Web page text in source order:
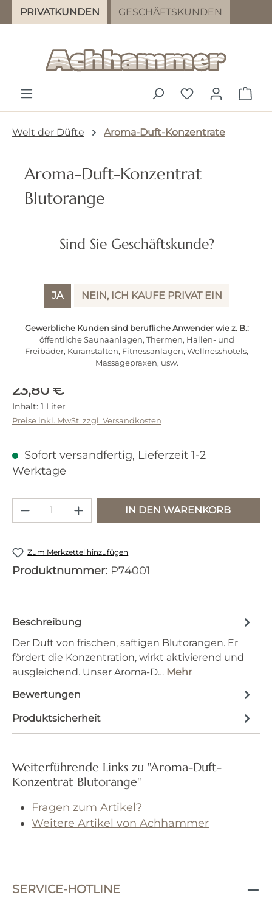
Zum Hauptinhalt springen
PRIVATKUNDEN GESCHÄFTSKUNDEN
Sind Sie Geschäftskunde?
JA NEIN, ICH KAUFE PRIVAT EIN
Gewerbliche Kunden sind berufliche Anwender wie z. B.:
öffentliche Saunaanlagen, Thermen, Hallen- und
Freibäder, Kuranstalten, Fitnessanlagen, Wellnesshotels,
Massagepraxen, usw.
DU HAST 0
Welt der Düfte Aroma-Duft-Konzentrate
Aroma-Duft-Konzentrat
Blutorange
Bildergalerie überspringen
Regulärer Preis:
23,80 €
Inhalt: 1 Liter
Preise inkl. MwSt. zzgl. Versandkosten
Sofort versandfertig, Lieferzeit 1-2
Werktage
Produkt Anzahl: Gib den
IN DEN WARENKORB
Zum Merkzettel hinzufügen
Produktnummer: P74001
Beschreibung
Der Duft von frischen, saftigen Blutorangen. Er
fördert die Konzentration, wirkt aktivierend und
ausgleichend. Unser Aroma-D… Mehr
Bewertungen
Produktsicherheit
Weiterführende Links zu "Aroma-Duft-
Konzentrat Blutorange"
Fragen zum Artikel?
Weitere Artikel von Achhammer
SERVICE-HOTLINE